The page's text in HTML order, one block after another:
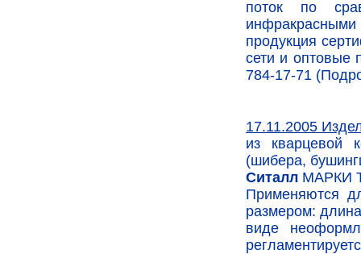
поток по
продукция
сети и оптовые
784-17-71
17.11.2005
из кварцевой
(шибера,
Ситалл МАРКИ
Применяются
размером:
виде